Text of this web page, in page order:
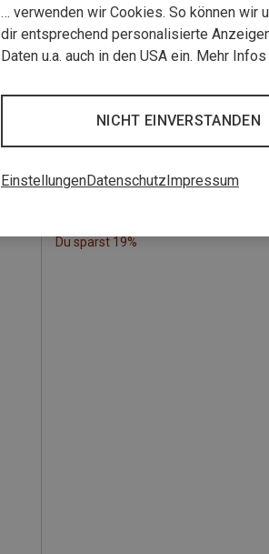
Du sparst 19%
… verwenden wir Cookies. So können wir
dir entsprechend personalisierte
Daten u.a. auch in den USA ein. Mehr
NICHT EINVERSTANDEN
EinstellungenDatenschutzImpressum